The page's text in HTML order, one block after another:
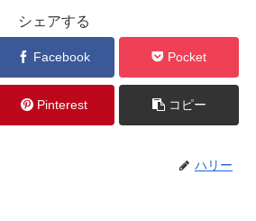
シェアする
Facebook Pocket
Pinterest コピー
ハリー